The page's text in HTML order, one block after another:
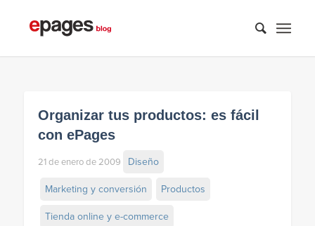
Organizar tus productos: es fácil
con ePages
21 de enero de 2009 Diseño
Marketing y conversión Productos
Tienda online y e-commerce